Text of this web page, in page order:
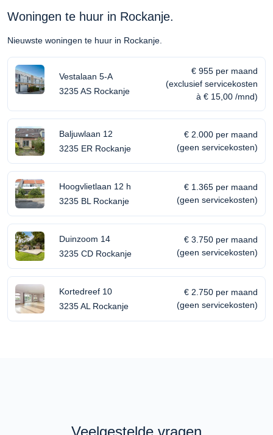
Woningen te huur in Rockanje.
Nieuwste woningen te huur in Rockanje.
Vestalaan 5-A
3235 AS Rockanje
€ 955 per maand
(exclusief servicekosten
à € 15,00 /mnd)
Baljuwlaan 12
3235 ER Rockanje
€ 2.000 per maand
(geen servicekosten)
Hoogvlietlaan 12 h
3235 BL Rockanje
€ 1.365 per maand
(geen servicekosten)
Duinzoom 14
3235 CD Rockanje
€ 3.750 per maand
(geen servicekosten)
Kortedreef 10
3235 AL Rockanje
€ 2.750 per maand
(geen servicekosten)
Veelgestelde vragen